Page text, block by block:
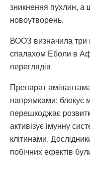
зникнення пухлин, а
новоутворень.
ВООЗ визначила три
спалахом Еболи в
переглядiв
Препарат
напрямками: блокує
перешкоджає
активізує імунну
клітинами.
побічних ефектів